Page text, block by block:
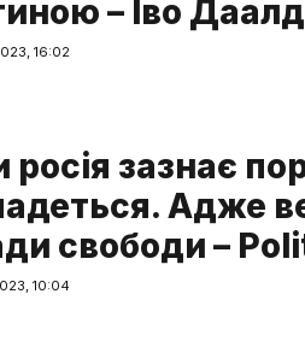
– Іво
16:02
росія зазнає
Адже
свободи –
10:04